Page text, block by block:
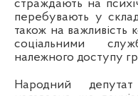
страждають на
перебувають у
також на важливість
соціальними
належного доступу
Народний